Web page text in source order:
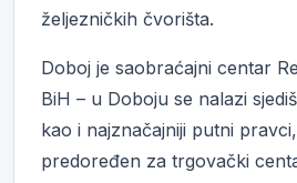
željezničkih čvorišta.
Doboj je saobraćajni centar
BiH – u Doboju se nalazi
kao i najznačajniji putni
predoređen za trgovački